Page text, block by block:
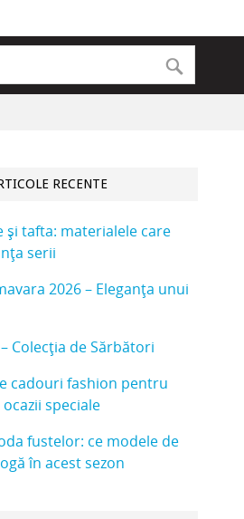
RECENTE
și tafta: materialele care
serii
2026 – Eleganța unui
Colecția de Sărbători
cadouri fashion pentru
speciale
fustelor: ce modele de
în acest sezon